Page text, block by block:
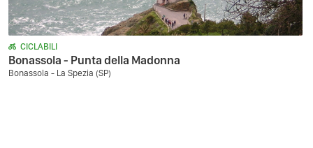
CICLABILI
Bonassola - Punta della Madonna
Bonassola - La Spezia (SP)